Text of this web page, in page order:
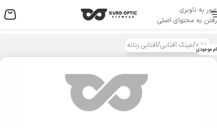
عبور به ناوبری
رفتن به محتوای اصلی
منو
خانه/عینک آفتابی/آفتابی زنانه موجودی